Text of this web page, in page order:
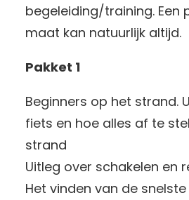
begeleiding/training. Een
maat kan natuurlijk altijd.
Pakket 1
Beginners op het strand.
fiets en hoe alles af te
strand
Uitleg over schakelen en
Het vinden van de